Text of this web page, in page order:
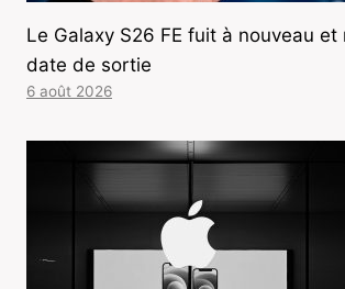
Le Galaxy S26 FE fuit à nouveau et
date de sortie
6 août 2026